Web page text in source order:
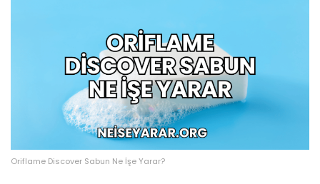
Oriflame Discover Sabun Ne İşe Yarar?